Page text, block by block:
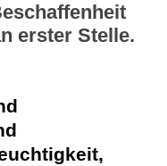
erster Stelle.